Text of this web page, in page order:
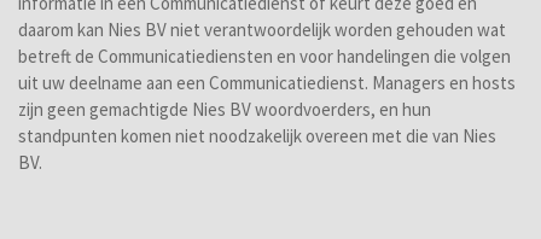
daarom kan Nies BV niet verantwoordelijk worden gehouden wat
betreft de Communicatiediensten en voor handelingen die volgen
uit uw deelname aan een Communicatiedienst. Managers en hosts
zijn geen gemachtigde Nies BV woordvoerders, en hun
standpunten komen niet noodzakelijk overeen met die van Nies
BV.